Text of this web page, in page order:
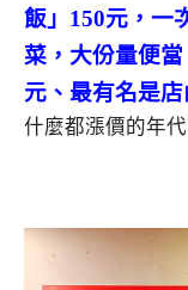
飯」150元，一
菜，大份量便
元、最有名是
什麼都漲價的年